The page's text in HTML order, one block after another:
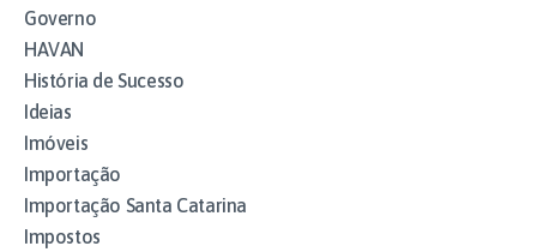
Governo
HAVAN
História de Sucesso
Ideias
Imóveis
Importação
Importação Santa Catarina
Impostos